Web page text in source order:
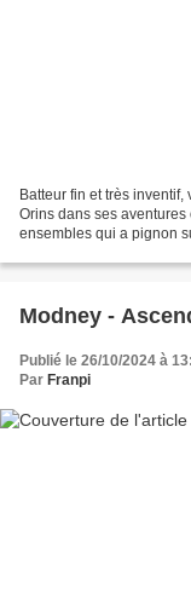
Batteur fin et très
Orins dans ses aventures
ensembles qui a pignon
Modney -
Publié le 26/10/2024 à
Par Franpi